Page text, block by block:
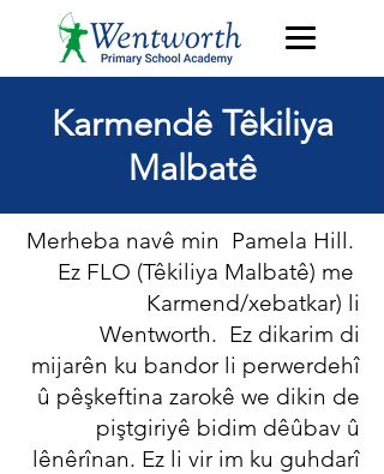
Karmendê Têkiliya
Malbatê
Merheba navê min Pamela Hill.
Ez FLO (Têkiliya Malbatê) me
Karmend/xebatkar) li
Wentworth. Ez dikarim di
mijarên ku bandor li perwerdehî
û pêşkeftina zarokê we dikin de
piştgiriyê bidim dêûbav û
lênêrînan. Ez li vir im ku guhdarî